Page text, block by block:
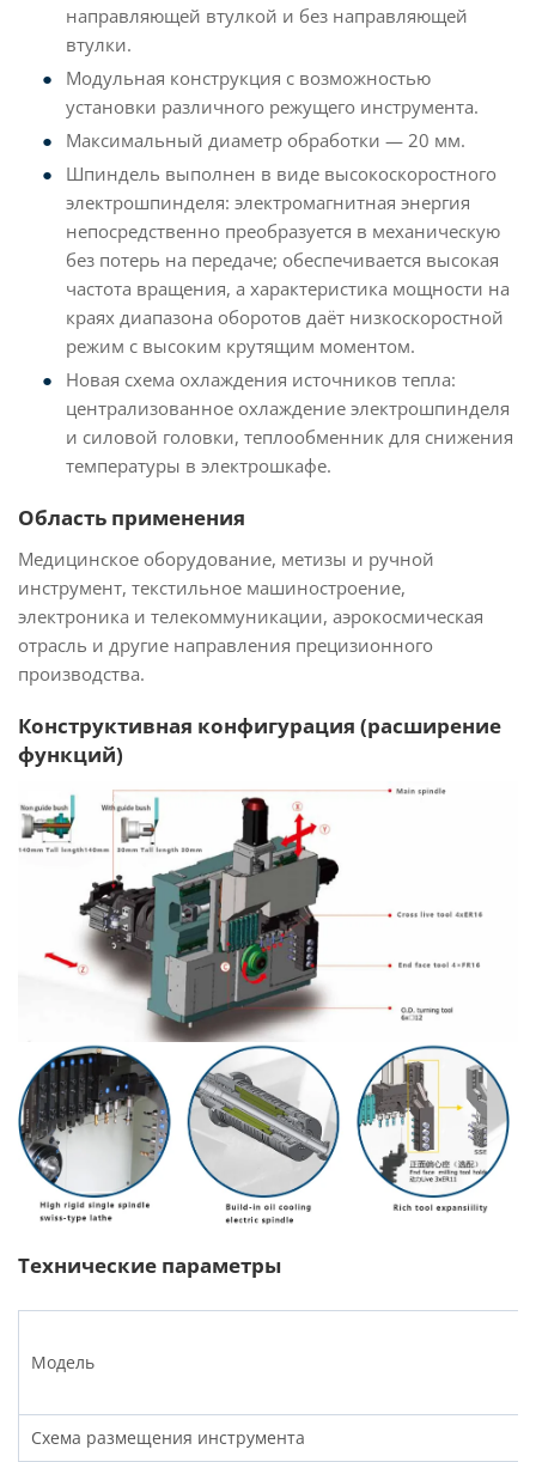
направляющей втулкой и без направляющей
втулки.
Модульная конструкция с возможностью
установки различного режущего инструмента.
Максимальный диаметр обработки — 20 мм.
Шпиндель выполнен в виде высокоскоростного
электрошпинделя: электромагнитная энергия
непосредственно преобразуется в механическую
без потерь на передаче; обеспечивается высокая
частота вращения, а характеристика мощности на
краях диапазона оборотов даёт низкоскоростной
режим с высоким крутящим моментом.
Новая схема охлаждения источников тепла:
централизованное охлаждение электрошпинделя
и силовой головки, теплообменник для снижения
температуры в электрошкафе.
Область применения
Медицинское оборудование, метизы и ручной
инструмент, текстильное машиностроение,
электроника и телекоммуникации, аэрокосмическая
отрасль и другие направления прецизионного
производства.
Конструктивная конфигурация (расширение
функций)
Технические параметры
Модель
Схема размещения инструмента